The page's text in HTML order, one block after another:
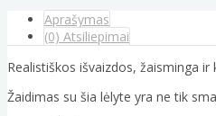
Aprašymas
(0) Atsiliepimai
Realistiškos išvaizdos, žaisminga
Žaidimas su šia lėlyte yra ne tik